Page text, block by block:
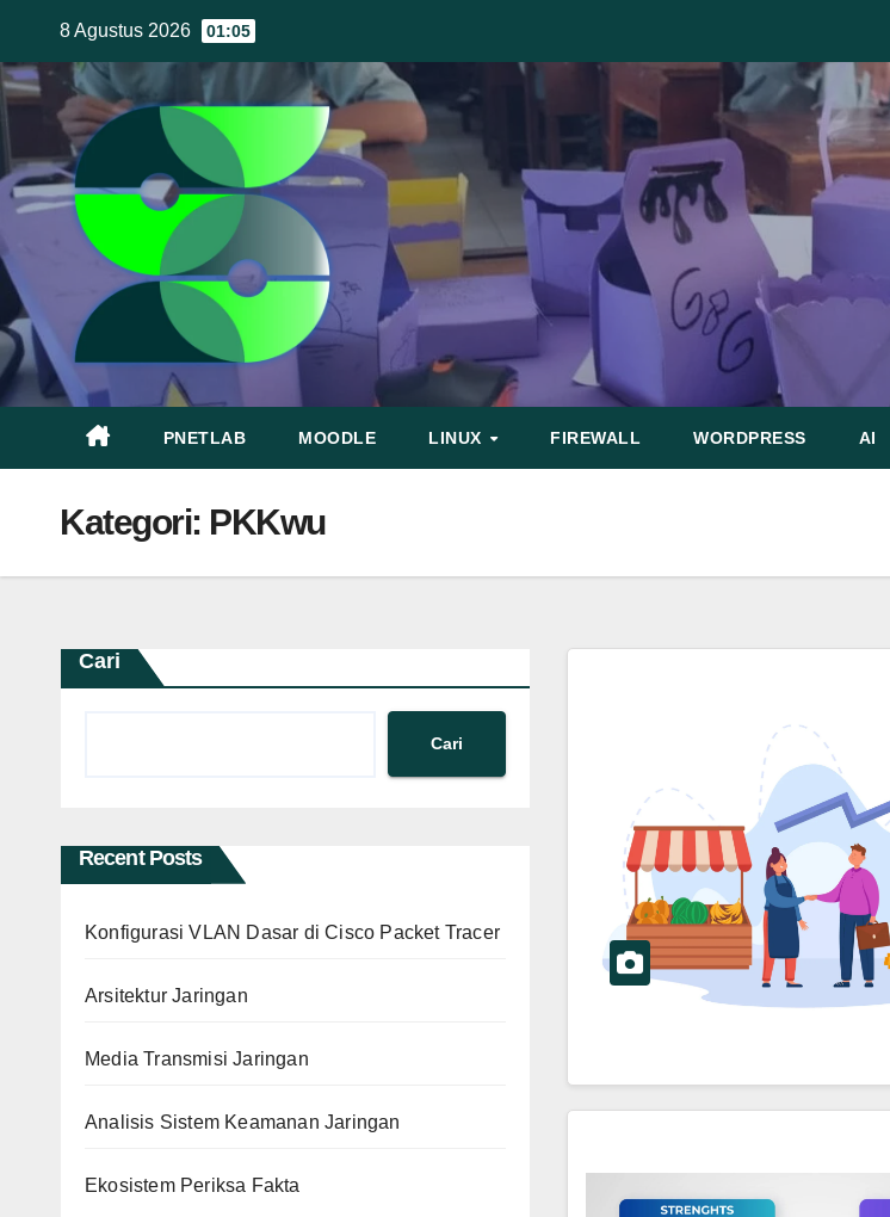
content
8 Agustus 2026 01:05
PNETLAB MOODLE LINUX FIREWALL WORDPRESS AI
Kategori: PKKwu
Cari
Cari
Recent Posts
Konfigurasi VLAN Dasar di Cisco Packet Tracer
Arsitektur Jaringan
Media Transmisi Jaringan
Analisis Sistem Keamanan Jaringan
Ekosistem Periksa Fakta